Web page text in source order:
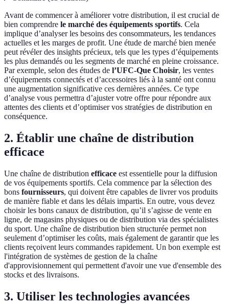
Avant de commencer à améliorer votre distribution, il est crucial de
bien comprendre le marché des équipements sportifs. Cela
implique d’analyser les besoins des consommateurs, les tendances
actuelles et les marges de profit. Une étude de marché bien menée
peut révéler des insights précieux, tels que les types d’équipements
les plus demandés ou les segments de marché en pleine croissance.
Par exemple, selon des études de l’UFC-Que Choisir, les ventes
d’équipements connectés et d’accessoires liés à la santé ont connu
une augmentation significative ces dernières années. Ce type
d’analyse vous permettra d’ajuster votre offre pour répondre aux
attentes des clients et d’optimiser vos stratégies de distribution en
conséquence.
2. Établir une chaîne de distribution
efficace
Une chaîne de distribution efficace est essentielle pour la diffusion
de vos équipements sportifs. Cela commence par la sélection des
bons fournisseurs, qui doivent être capables de livrer vos produits
de manière fiable et dans les délais impartis. En outre, vous devez
choisir les bons canaux de distribution, qu’il s’agisse de vente en
ligne, de magasins physiques ou de distribution via des spécialistes
du sport. Une chaîne de distribution bien structurée permet non
seulement d’optimiser les coûts, mais également de garantir que les
clients reçoivent leurs commandes rapidement. Un bon exemple est
l'intégration de systèmes de gestion de la chaîne
d'approvisionnement qui permettent d'avoir une vue d'ensemble des
stocks et des livraisons.
3. Utiliser les technologies avancées